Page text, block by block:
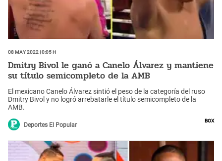
08 May 2022 | 0:05 h
Dmitry Bivol le ganó a Canelo Álvarez y mantiene
su título semicompleto de la AMB
El mexicano Canelo Álvarez sintió el peso de la categoría del ruso
Dmitry Bivol y no logró arrebatarle el título semicompleto de la
AMB.
Deportes El Popular
Box